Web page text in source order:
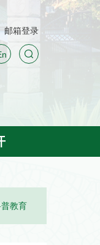
邮箱登录
教育